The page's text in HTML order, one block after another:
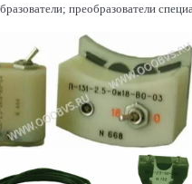
преобразователи